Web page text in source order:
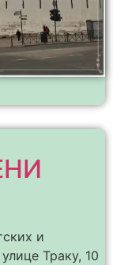
и
Траку, 10